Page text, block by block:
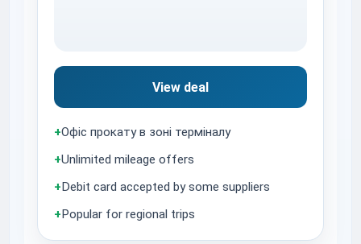
View deal
+Офіс прокату в зоні терміналу
+Unlimited mileage offers
+Debit card accepted by some suppliers
+Popular for regional trips